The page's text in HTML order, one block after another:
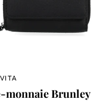
APERÇU RAPIDE
monnaie Brunley